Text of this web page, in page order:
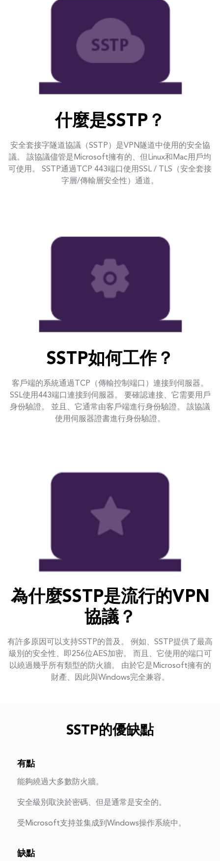
什麼是SSTP？
安全套接字隧道協議（SSTP）是VPN隧道中使用的安全協
議。 該協議儘管是Microsoft擁有的、但Linux和Mac用戶均
可使用。 SSTP通過TCP 443端口使用SSL / TLS（安全套接
字層/傳輸層安全性）通道。
SSTP如何工作？
客戶端的系統通過TCP（傳輸控制端口）連接到伺服器。
SSL使用443端口連接到伺服器。 要確認連接、它需要用戶
身份驗證。 並且、它通常由客戶端進行身份驗證。 該協議
使用伺服器證書進行身份驗證。
為什麼SSTP是流行的VPN
協議？
有許多原因可以支持SSTP的普及。 例如、SSTP提供了最高
級別的安全性、即256位AES加密。 而且、它使用的端口可
以繞過幾乎所有類型的防火牆。 由於它是Microsoft擁有的
財產、因此與Windows完全兼容。
SSTP的優缺點
有點
能夠繞過大多數防火牆。
安全級別取決於密碼、但是通常是安全的。
受Microsoft支持並集成到Windows操作系統中。
缺點